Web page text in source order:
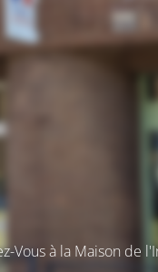
Vous à la Maison de